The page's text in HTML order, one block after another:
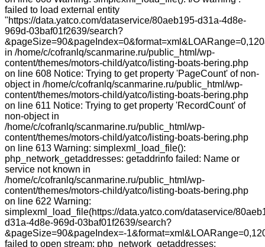
failed to load external entity
"https://data.yatco.com/dataservice/80aeb195-d31a-4d8e-
969d-03baf01f2639/search?
in /home/c/cofranlq/scanmarine.ru/public_html/wp-
content/themes/motors-child/yatco/listing-boats-bering.php
on line 608 Notice: Trying to get property 'PageCount' of non-
object in /home/c/cofranlq/scanmarine.ru/public_html/wp-
content/themes/motors-child/yatco/listing-boats-bering.php
on line 611 Notice: Trying to get property 'RecordCount' of
non-object in
/home/c/cofranlq/scanmarine.ru/public_html/wp-
content/themes/motors-child/yatco/listing-boats-bering.php
on line 613 Warning: simplexml_load_file():
php_network_getaddresses: getaddrinfo failed: Name or
service not known in
/home/c/cofranlq/scanmarine.ru/public_html/wp-
content/themes/motors-child/yatco/listing-boats-bering.php
on line 622 Warning:
simplexml_load_file(https://data.yatco.com/dataservice/
d31a-4d8e-969d-03baf01f2639/search?
&pageSize=90&pageIndex=-
failed to open stream: php_network_getaddresses: